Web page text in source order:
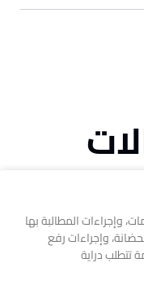
وإجراءات المطالبة بها
وإجراءات رفع
دراية